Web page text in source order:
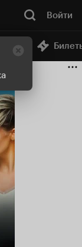
Войти